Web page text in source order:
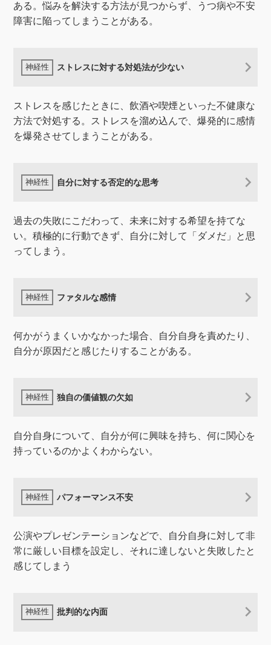
ある。悩みを解決する方法が見つからず、うつ病や不安
障害に陥ってしまうことがある。
ストレスに対する対処法が少ない
ストレスを感じたときに、飲酒や喫煙といった不健康な
方法で対処する。ストレスを溜め込んで、爆発的に感情
を爆発させてしまうことがある。
自分に対する否定的な思考
過去の失敗にこだわって、未来に対する希望を持てな
い。積極的に行動できず、自分に対して「ダメだ」と思
ってしまう。
ファタルな感情
何かがうまくいかなかった場合、自分自身を責めたり、
自分が原因だと感じたりすることがある。
独自の価値観の欠如
自分自身について、自分が何に興味を持ち、何に関心を
持っているのかよくわからない。
パフォーマンス不安
公演やプレゼンテーションなどで、自分自身に対して非
常に厳しい目標を設定し、それに達しないと失敗したと
感じてしまう
批判的な内面